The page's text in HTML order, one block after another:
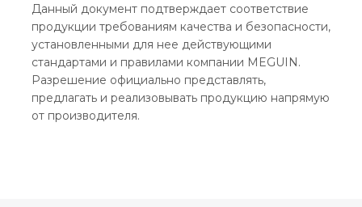
Данный документ подтверждает соответствие
продукции требованиям качества и безопасности,
установленными для нее действующими
стандартами и правилами компании MEGUIN.
Разрешение официально представлять,
предлагать и реализовывать продукцию напрямую
от производителя.